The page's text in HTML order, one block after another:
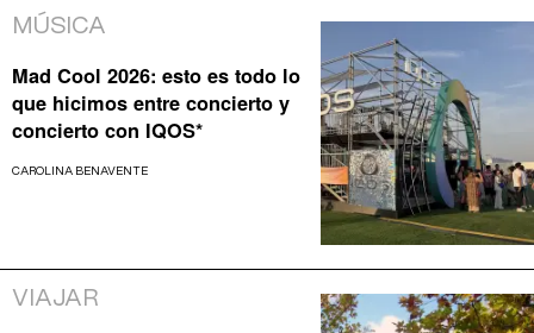
MÚSICA
Mad Cool 2026: esto es todo lo
que hicimos entre concierto y
concierto con IQOS*
CAROLINA BENAVENTE
VIAJAR